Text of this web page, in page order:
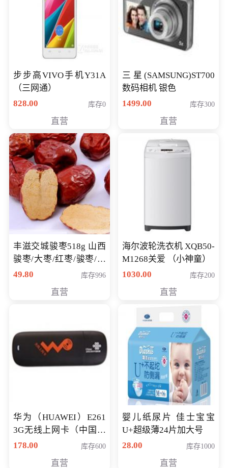
步步高VIVO手机Y31A
（三网通）
828.00
库存0
直营
三星(SAMSUNG)ST700
数码相机 银色
1499.00
库存300
直营
丰滋交城骏枣518g 山西
骏枣/大枣/红枣/骏枣/热
销千件/
49.80 库存996
直营
海尔波轮洗衣机 XQB50-
M1268关爱 （小神童）
1030.00
库存200
直营
华为（HUAWEI）E261
3G无线上网卡（中国联
通）
178.00 库存600
直营
婴儿纸尿片 佳士宝宝
U+超级薄24片加大号
28.00
库存1000
直营